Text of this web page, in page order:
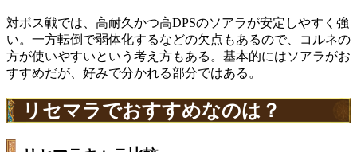
対ボス戦では、高耐久かつ高DPSのソアラが安定しやすく強
い。一方転倒で弱体化するなどの欠点もあるので、コルネの
方が使いやすいという考え方もある。基本的にはソアラがお
すすめだが、好みで分かれる部分ではある。
リセマラでおすすめなのは？